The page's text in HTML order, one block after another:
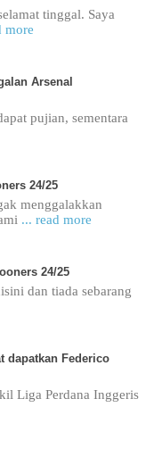
tinggal. Saya
more
Arsenal
pujian, sementara
24/25
menggalakkan
... read more
24/25
dan tiada sebarang
dapatkan Federico
Liga Perdana Inggeris